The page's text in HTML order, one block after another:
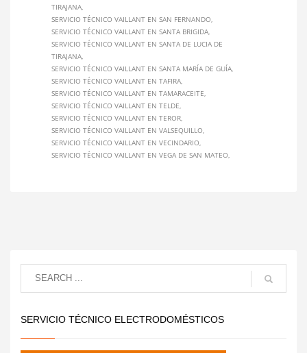
TIRAJANA
SERVICIO TÉCNICO VAILLANT EN SAN FERNANDO
SERVICIO TÉCNICO VAILLANT EN SANTA BRIGIDA
SERVICIO TÉCNICO VAILLANT EN SANTA DE LUCIA DE
TIRAJANA
SERVICIO TÉCNICO VAILLANT EN SANTA MARÍA DE GUÍA
SERVICIO TÉCNICO VAILLANT EN TAFIRA
SERVICIO TÉCNICO VAILLANT EN TAMARACEITE
SERVICIO TÉCNICO VAILLANT EN TELDE
SERVICIO TÉCNICO VAILLANT EN TEROR
SERVICIO TÉCNICO VAILLANT EN VALSEQUILLO
SERVICIO TÉCNICO VAILLANT EN VECINDARIO
SERVICIO TÉCNICO VAILLANT EN VEGA DE SAN MATEO
SERVICIO TÉCNICO ELECTRODOMÉSTICOS